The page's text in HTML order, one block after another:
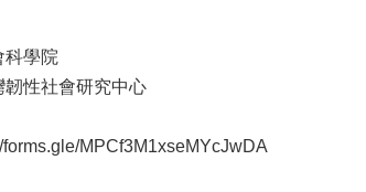
科學院
性社會研究中心
forms.gle/MPCf3M1xseMYcJwDA